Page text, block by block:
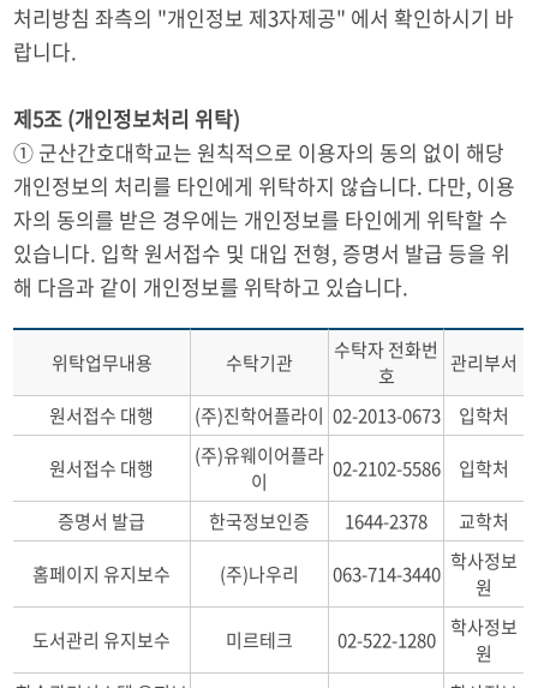
처리방침 좌측의 "개인정보 제3자제공" 에서 확인하시기 바
랍니다.
제5조 (개인정보처리 위탁)
① 군산간호대학교는 원칙적으로 이용자의 동의 없이 해당
개인정보의 처리를 타인에게 위탁하지 않습니다. 다만, 이용
자의 동의를 받은 경우에는 개인정보를 타인에게 위탁할 수
있습니다. 입학 원서접수 및 대입 전형, 증명서 발급 등을 위
해 다음과 같이 개인정보를 위탁하고 있습니다.
위탁업무내용 수탁기관
수탁자 전화번
호
관리부서
원서접수 대행
(주)진학어플라이 02-2013-0673
입학처
원서접수 대행
(주)유웨이어플라
이
02-2102-5586
입학처
증명서 발급
한국정보인증 1644-2378
교학처
홈페이지 유지보수
(주)나우리 063-714-3440 학사정보
원
도서관리 유지보수
미르테크 02-522-1280 학사정보
원